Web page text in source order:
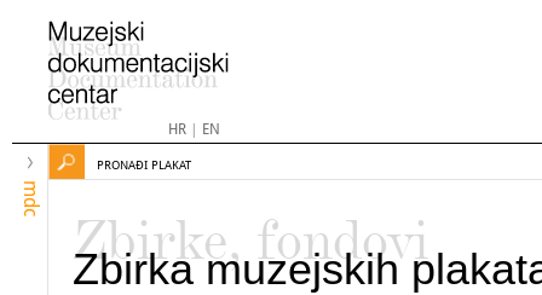
HR| EN
mdc
PRONAĐI PLAKAT
Zbirke, fondovi
Zbirka muzejskih